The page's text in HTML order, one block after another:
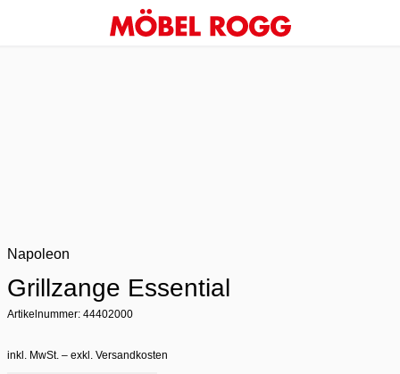
Napoleon
Grillzange Essential
Artikelnummer: 44402000
inkl. MwSt. – exkl. Versandkosten